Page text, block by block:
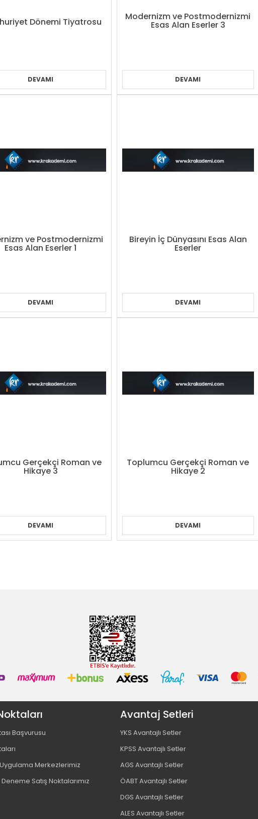
Dönemi Tiyatrosu
DEVAMI
Modernizm ve Postmodernizmi
Esas Alan Eserler 3
DEVAMI
ve Postmodernizmi
Esas Alan Eserler 1
DEVAMI
Bireyin İç Dünyasını Esas Alan
Eserler
DEVAMI
Gerçekçi Roman ve
Hikaye 3
DEVAMI
Toplumcu Gerçekçi Roman ve
Hikaye 2
DEVAMI
Başvurusu
Merkezlerimiz
Satış Noktalarımız
Avantaj Setleri
YKS Avantajlı Setler
KPSS Avantajlı Setler
AGS Avantajlı Setler
ÖABT Avantajlı Setler
DGS Avantajlı Setler
ALES Avantajlı Setler